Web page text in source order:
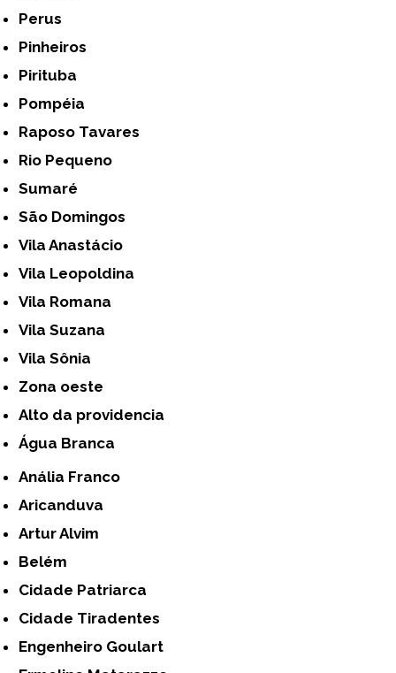
Perus
Pinheiros
Pirituba
Pompéia
Raposo Tavares
Rio Pequeno
Sumaré
São Domingos
Vila Anastácio
Vila Leopoldina
Vila Romana
Vila Suzana
Vila Sônia
Zona oeste
alto da providencia
Água Branca
Anália Franco
Aricanduva
Artur Alvim
Belém
Cidade Patriarca
Cidade Tiradentes
Engenheiro Goulart